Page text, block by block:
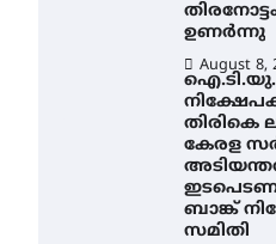
ഉണർന്നു
August 8,
ഐ.ടി.യു.
തിരികെ
കേരള
ബാങ്ക്
സമിതി